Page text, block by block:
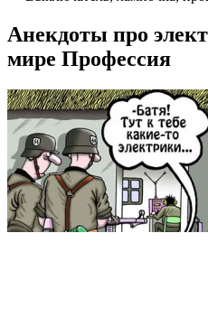
Анекдоты про
мире Профессия